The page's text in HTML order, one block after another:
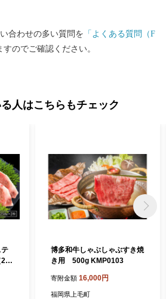
合わせの多い質問を 「よくある質問（F
のでご確認ください。
人はこちらもチェック
博多和牛しゃぶしゃぶすき焼
き用 500g KMP0103
寄附金額 16,000円
福岡県上毛町